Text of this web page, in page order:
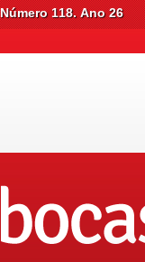
Número 118. Ano 26